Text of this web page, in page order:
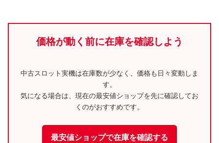
価格が動く前に在庫を確認しよう
中古スロット実機は在庫数が少なく、価格も日々変動しま
す。
気になる場合は、現在の最安値ショップを先に確認してお
くのがおすすめです。
最安値ショップで在庫を確認する